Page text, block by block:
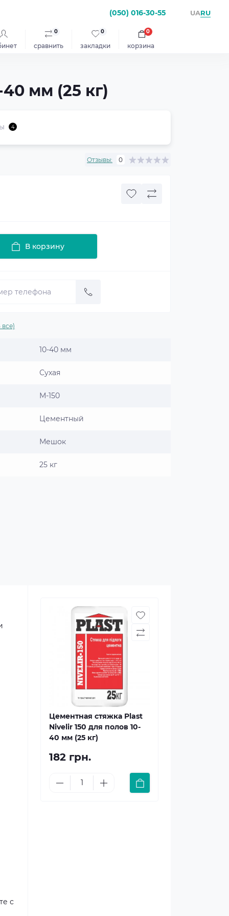
(050) 016-30-55 UARU
сравнить
0
закладки
0
корзина
0
мм (25 кг)
4
Отзывы: 0
В корзину
10-40 мм
Сухая
М-150
Цементный
Мешок
25 кг
с
Цементная стяжка Plast
Nivelir 150 для полов 10-
40 мм (25 кг)
182 грн.